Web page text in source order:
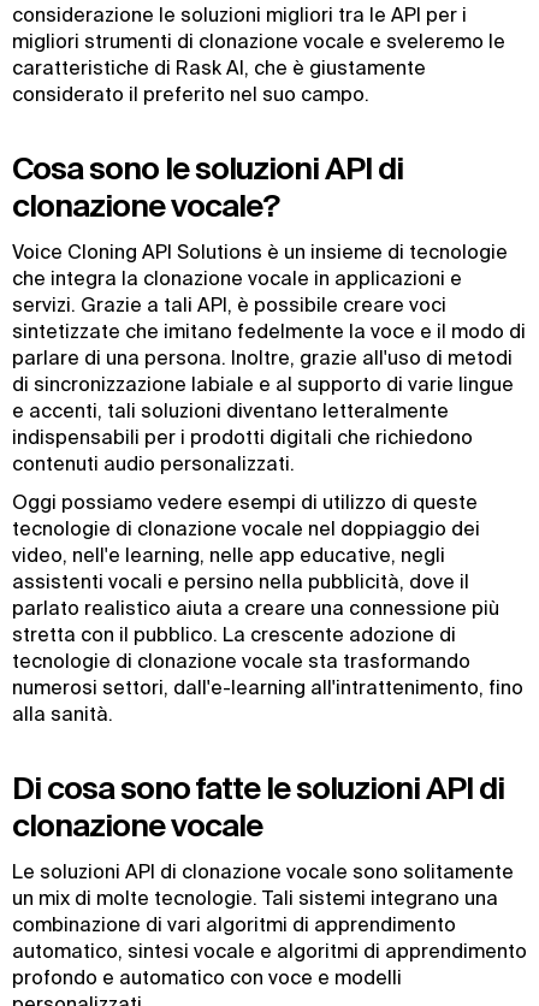
considerazione le soluzioni migliori tra le API per i
migliori strumenti di clonazione vocale e sveleremo le
caratteristiche di Rask AI, che è giustamente
considerato il preferito nel suo campo.
Cosa sono le soluzioni API di
clonazione vocale?
Voice Cloning API Solutions è un insieme di tecnologie
che integra la clonazione vocale in applicazioni e
servizi. Grazie a tali API, è possibile creare voci
sintetizzate che imitano fedelmente la voce e il modo di
parlare di una persona. Inoltre, grazie all'uso di metodi
di sincronizzazione labiale e al supporto di varie lingue
e accenti, tali soluzioni diventano letteralmente
indispensabili per i prodotti digitali che richiedono
contenuti audio personalizzati.
Oggi possiamo vedere esempi di utilizzo di queste
tecnologie di clonazione vocale nel doppiaggio dei
video, nell'e learning, nelle app educative, negli
assistenti vocali e persino nella pubblicità, dove il
parlato realistico aiuta a creare una connessione più
stretta con il pubblico. La crescente adozione di
tecnologie di clonazione vocale sta trasformando
numerosi settori, dall'e-learning all'intrattenimento, fino
alla sanità.
Di cosa sono fatte le soluzioni API di
clonazione vocale
Le soluzioni API di clonazione vocale sono solitamente
un mix di molte tecnologie. Tali sistemi integrano una
combinazione di vari algoritmi di apprendimento
automatico, sintesi vocale e algoritmi di apprendimento
profondo e automatico con voce e modelli